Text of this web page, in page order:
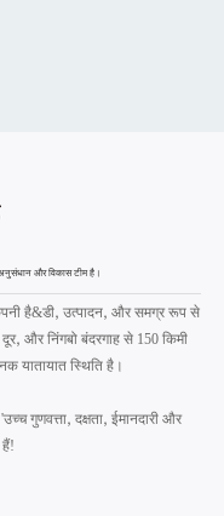
और विकास टीम है।
है&डी, उत्पादन, और समग्र रूप से
और निंगबो बंदरगाह से 150 किमी
यातायात स्थिति है।
गुणवत्ता, दक्षता, ईमानदारी और
हैं!